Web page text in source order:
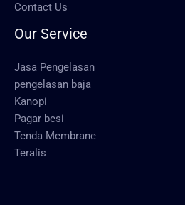
Contact Us
Our Service
Jasa Pengelasan
pengelasan baja
Kanopi
Pagar besi
Tenda Membrane
Teralis